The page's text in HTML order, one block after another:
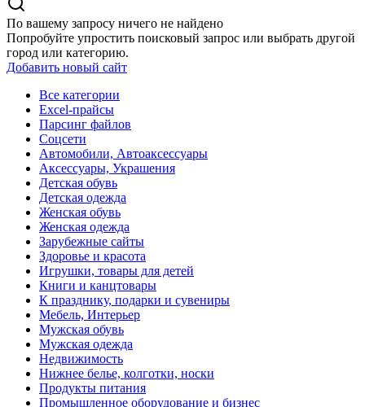
По вашему запросу ничего не найдено
Попробуйте упростить поисковый запрос или выбрать другой
город или категорию.
Добавить новый сайт
Все категории
Excel-прайсы
Парсинг файлов
Соцсети
Автомобили, Автоаксессуары
Аксессуары, Украшения
Детская обувь
Детская одежда
Женская обувь
Женская одежда
Зарубежные сайты
Здоровье и красота
Игрушки, товары для детей
Книги и канцтовары
К празднику, подарки и сувениры
Мебель, Интерьер
Мужская обувь
Мужская одежда
Недвижимость
Нижнее белье, колготки, носки
Продукты питания
Промышленное оборудование и бизнес